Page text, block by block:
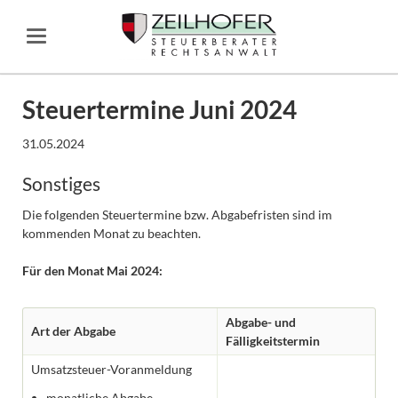
Steuertermine Juni 2024
31.05.2024
Sonstiges
Die folgenden Steuertermine bzw. Abgabefristen sind im
kommenden Monat zu beachten.
Für den Monat Mai 2024:
Art der Abgabe
Abgabe- und
Fälligkeitstermin
Umsatzsteuer-Voranmeldung